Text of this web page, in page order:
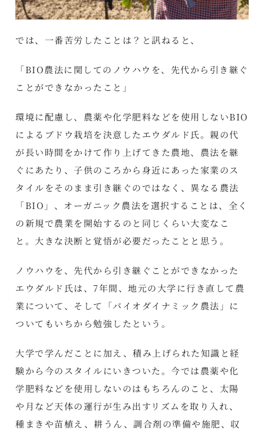
では、一番苦労したことは？と訊ねると、
「BIO農法に関してのノウハウを、先代から引き継ぐ
ことができなかったこと」
環境に配慮し、農薬や化学肥料などを使用しないBIO
によるブドウ栽培を決意したエウダルド氏。親の代
が長い時間をかけて作り上げてきた農地、農法を継
ぐにあたり、子供のころから身近にあった家業のス
タイルをそのまま引き継ぐのではなく、異なる農法
「BIO」、オーガニック農法を選択することは、全く
の新規で農業を開始するのと同じくらい大変なこ
と。大きな決断と覚悟が必要だったことと思う。
ノウハウを、先代から引き継ぐことができなかった
エウダルド氏は、7年間、地元の大学に行き直して農
業について、そして「バイオダイナミック農法」に
ついてもいちから勉強したという。
大学で学んだことに加え、積み上げられた知識と経
験から今のスタイルにいきついた。今では農薬や化
学肥料などを使用しないのはもちろんのこと、太陽
や月など天体の運行が生み出すリズムを取り入れ、
種まきや苗植え、耕うん、調合剤の準備や施肥、収